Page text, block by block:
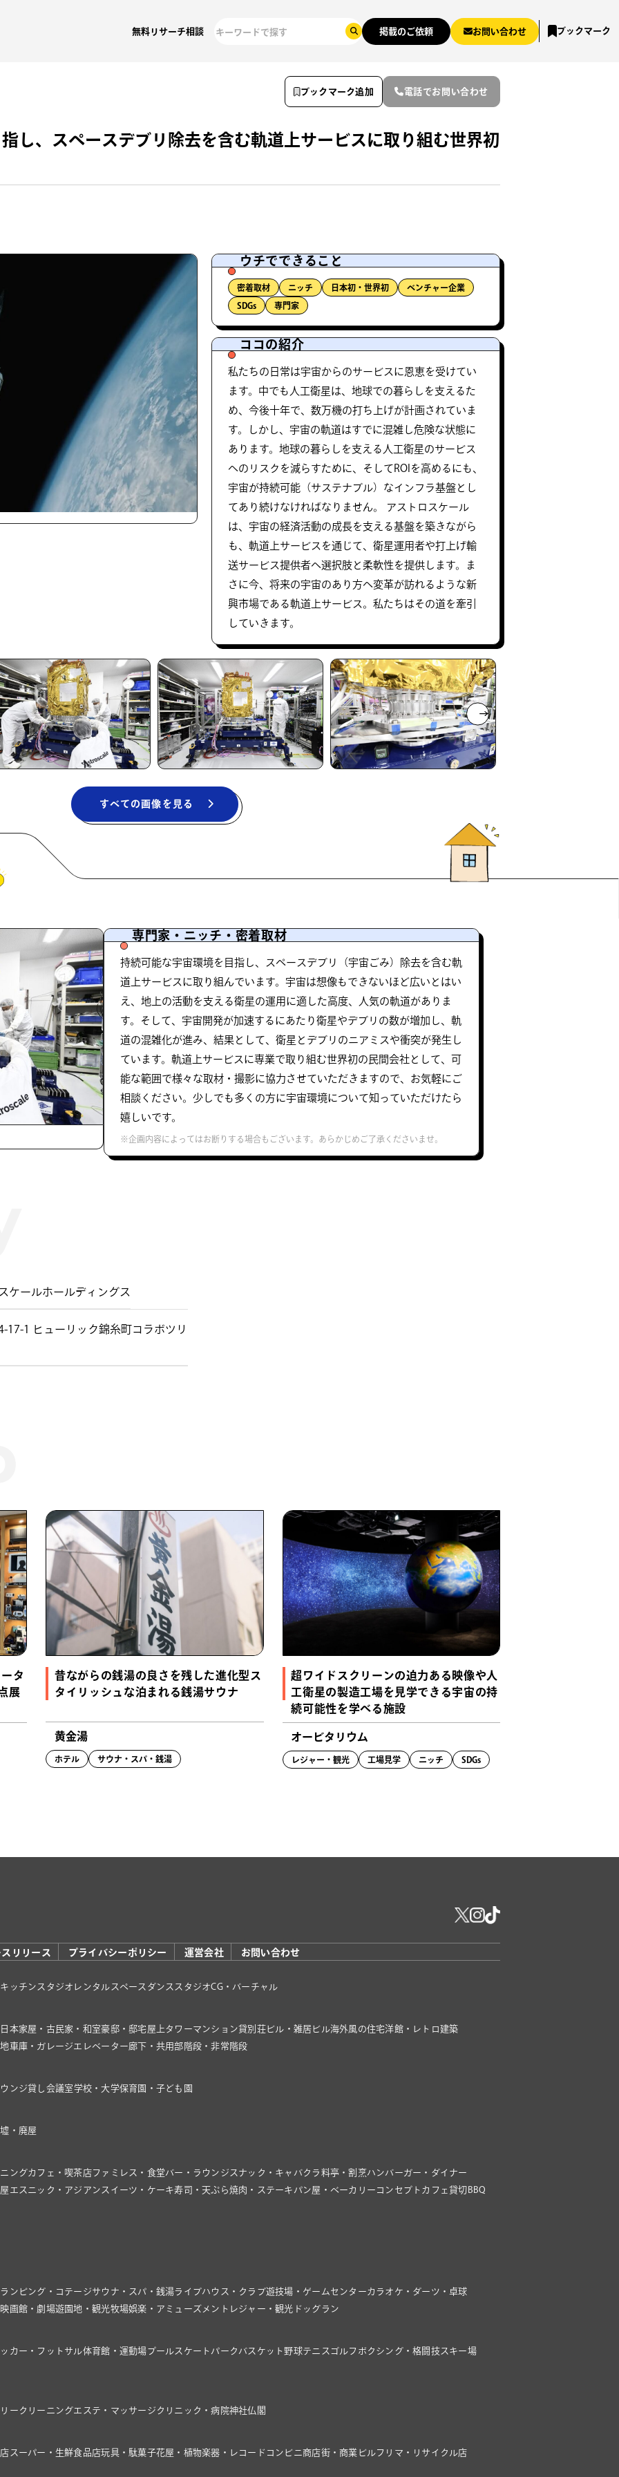
無料リサーチ相談 掲載のご依頼 お問い合わせ ブックマーク
し、スペースデブリ除去を含む軌道上サービスに取り組む世界初
ウチでできること
密着取材 ニッチ 日本初・世界初 ベンチャー企業
SDGs 専門家
ココの紹介
私たちの日常は宇宙からのサービスに恩恵を受けてい
ます。中でも人工衛星は、地球での暮らしを支えるた
め、今後十年で、数万機の打ち上げが計画されていま
す。しかし、宇宙の軌道はすでに混雑し危険な状態に
あります。地球の暮らしを支える人工衛星のサービス
へのリスクを減らすために、そしてROIを高めるにも、
宇宙が持続可能（サステナブル）なインフラ基盤とし
てあり続けなければなりません。 アストロスケール
は、宇宙の経済活動の成長を支える基盤を築きながら
も、軌道上サービスを通じて、衛星運用者や打上げ輸
送サービス提供者へ選択肢と柔軟性を提供します。ま
さに今、将来の宇宙のあり方へ変革が訪れるような新
興市場である軌道上サービス。私たちはその道を牽引
していきます。
すべての画像を見る
専門家・ニッチ・密着取材
持続可能な宇宙環境を目指し、スペースデブリ（宇宙ごみ）除去を含む軌
道上サービスに取り組んでいます。宇宙は想像もできないほど広いとはい
え、地上の活動を支える衛星の運用に適した高度、人気の軌道がありま
す。そして、宇宙開発が加速するにあたり衛星やデブリの数が増加し、軌
道の混雑化が進み、結果として、衛星とデブリのニアミスや衝突が発生し
ています。軌道上サービスに専業で取り組む世界初の民間会社として、可
能な範囲で様々な取材・撮影に協力させていただきますので、お気軽にご
相談ください。少しでも多くの方に宇宙環境について知っていただけたら
嬉しいです。
※企画内容によってはお断りする場合もございます。あらかじめご了承くださいませ。
ケールホールディングス
17-1 ヒューリック錦糸町コラボツリ
タ
展
昔ながらの銭湯の良さを残した進化型ス
タイリッシュな泊まれる銭湯サウナ
黄金湯
ホテル サウナ・スパ・銭湯
超ワイドスクリーンの迫力ある映像や人
工衛星の製造工場を見学できる宇宙の持
続可能性を学べる施設
オービタリウム
レジャー・観光 工場見学 ニッチ SDGs
ブックマーク追加 電話でお問い合わせ
リリース プライバシーポリシー 運営会社 お問い合わせ
キッチンスタジオ レンタルスペース ダンススタジオCG・バーチャル
日本家屋・古民家・和室豪邸・邸宅屋上タワーマンション貸別荘ビル・雑居ビル海外風の住宅洋館・レトロ建築
車庫・ガレージ エレベーター廊下・共用部階段・非常階段
ンジ貸し会議室学校・大学保育園・子ども園
・廃屋
ングカフェ・喫茶店ファミレス・食堂バー・ラウンジ スナック・キャバクラ 料亭・割烹ハンバーガー・ダイナー
エスニック・アジアン スイーツ・ケーキ寿司・天ぷら焼肉・ステーキ パン屋・ベーカリー コンセプトカフェ貸切BBQ
ンピング・コテージサウナ・スパ・銭湯ライブハウス・クラブ遊技場・ゲームセンターカラオケ・ダーツ・卓球
映画館・劇場遊園地・観光牧場娯楽・アミューズメント レジャー・観光 ドッグラン
カー・フットサル体育館・運動場プールスケートパーク バスケット 野球テニス ゴルフ ボクシング・格闘技スキー場
ー クリーニングエステ・マッサージ クリニック・病院神社仏閣
スーパー・生鮮食品店玩具・駄菓子花屋・植物楽器・レコード コンビニ商店街・商業ビルフリマ・リサイクル店